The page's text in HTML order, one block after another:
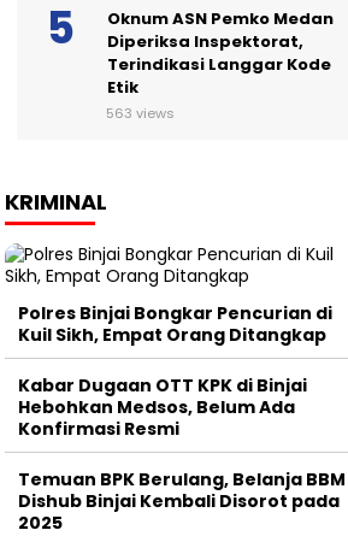
Oknum ASN Pemko Medan
Diperiksa Inspektorat,
Terindikasi Langgar Kode
Etik
563 views
KRIMINAL
Polres Binjai Bongkar Pencurian di
Kuil Sikh, Empat Orang Ditangkap
Kabar Dugaan OTT KPK di Binjai
Hebohkan Medsos, Belum Ada
Konfirmasi Resmi
Temuan BPK Berulang, Belanja BBM
Dishub Binjai Kembali Disorot pada
2025